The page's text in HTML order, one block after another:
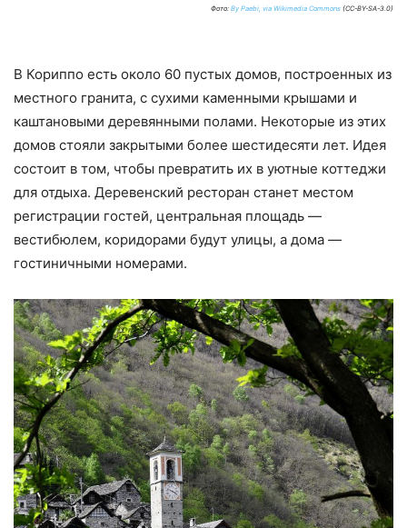
Фото: By Paebi, via Wikimedia Commons (CC-BY-SA-3.0)
В Кориппо есть около 60 пустых домов, построенных из
местного гранита, с сухими каменными крышами и
каштановыми деревянными полами. Некоторые из этих
домов стояли закрытыми более шестидесяти лет. Идея
состоит в том, чтобы превратить их в уютные коттеджи
для отдыха. Деревенский ресторан станет местом
регистрации гостей, центральная площадь —
вестибюлем, коридорами будут улицы, а дома —
гостиничными номерами.